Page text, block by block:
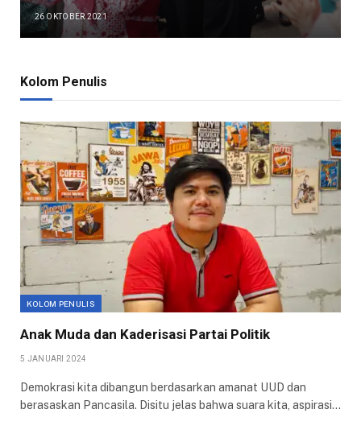
26 OKTOBER 2021
Kolom Penulis
KOLOM PENULIS
Anak Muda dan Kaderisasi Partai Politik
5 JANUARI 2024
Demokrasi kita dibangun berdasarkan amanat UUD dan
berasaskan Pancasila. Disitu jelas bahwa suara kita, aspirasi…